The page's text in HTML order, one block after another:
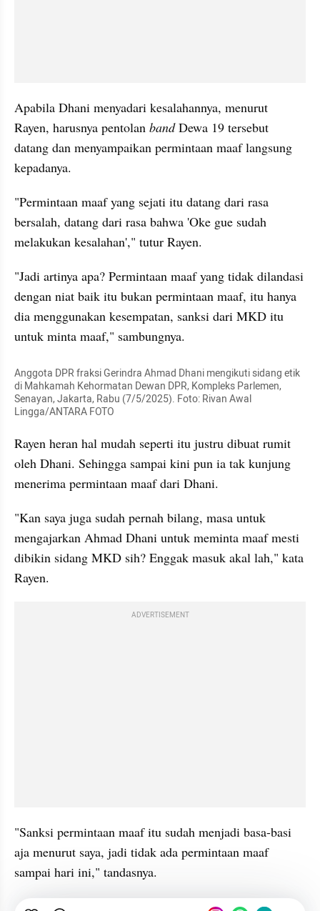
Apabila Dhani menyadari kesalahannya, menurut
Rayen, harusnya pentolan band Dewa 19 tersebut
datang dan menyampaikan permintaan maaf langsung
kepadanya.
"Permintaan maaf yang sejati itu datang dari rasa
bersalah, datang dari rasa bahwa 'Oke gue sudah
melakukan kesalahan'," tutur Rayen.
"Jadi artinya apa? Permintaan maaf yang tidak dilandasi
dengan niat baik itu bukan permintaan maaf, itu hanya
dia menggunakan kesempatan, sanksi dari MKD itu
untuk minta maaf," sambungnya.
Anggota DPR fraksi Gerindra Ahmad Dhani mengikuti sidang etik
di Mahkamah Kehormatan Dewan DPR, Kompleks Parlemen,
Senayan, Jakarta, Rabu (7/5/2025). Foto: Rivan Awal
Lingga/ANTARA FOTO
Rayen heran hal mudah seperti itu justru dibuat rumit
oleh Dhani. Sehingga sampai kini pun ia tak kunjung
menerima permintaan maaf dari Dhani.
"Kan saya juga sudah pernah bilang, masa untuk
mengajarkan Ahmad Dhani untuk meminta maaf mesti
dibikin sidang MKD sih? Enggak masuk akal lah," kata
Rayen.
ADVERTISEMENT
"Sanksi permintaan maaf itu sudah menjadi basa-basi
aja menurut saya, jadi tidak ada permintaan maaf
sampai hari ini," tandasnya.